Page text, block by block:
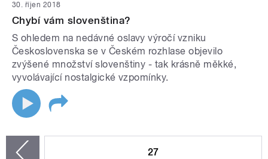
30. říjen 2018
Chybí vám slovenština?
S ohledem na nedávné oslavy výročí vzniku
Československa se v Českém rozhlase objevilo
zvýšené množství slovenštiny - tak krásně měkké,
vyvolávající nostalgické vzpomínky.
27